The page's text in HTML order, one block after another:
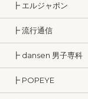
┣ エルジャポン
┣ 流行通信
┣ dansen 男子専科
┣ POPEYE